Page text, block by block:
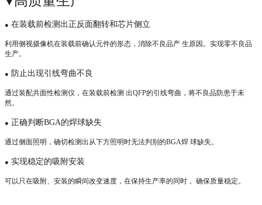
● 在装载前检测出正反面翻转和芯片侧立
利用侧视摄像机在装载前确认元件的形态，消除不良品产 生原因。实现零不良品
生产。
● 防止出现引线弯曲不良
通过装配共面性检测仪，在装载前检测 出QFP的引线弯曲，将不良品防患于未
然。
● 正确判断BGA的焊球缺失
通过侧面照明，确切检测出从下方照明时无法判别的BGA焊 球缺失。
● 实现稳定的吸附安装
可以只在吸附、安装的瞬间改变速度，在保持生产率的同时， 确保质量稳定。